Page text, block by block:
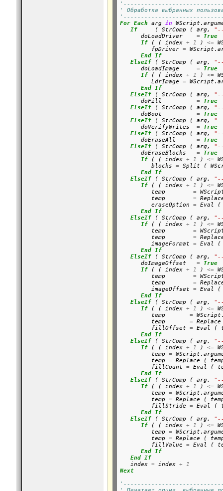
' Обработка выбранных
For Each arg in
If
     ( StrComp ( arg,
      doLoadDriver
=
True
If ( ( index + 1 ) <=
         fpDriver
=
End If
ElseIf ( StrComp ( arg,
      doLoadImage
=
True
If ( ( index + 1 ) <=
         LdrImage
=
End If
ElseIf ( StrComp ( arg,
      doFill
=
True
ElseIf ( StrComp ( arg,
      doBoot
=
True
ElseIf ( StrComp ( arg,
      doVerifyWrites
=
True
ElseIf ( StrComp ( arg,
      doEraseAll
=
True
ElseIf ( StrComp ( arg,
      doEraseBlocks
=
True
If ( ( index + 1 ) <=
         blocks
= Split (
End If
ElseIf ( StrComp ( arg,
If ( ( index + 1 ) <=
         temp
=
         temp
=
         eraseOption
= Eval (
End If
ElseIf ( StrComp ( arg,
If ( ( index + 1 ) <=
         temp
=
         temp
=
         imageFormat
= Eval (
End If
ElseIf ( StrComp ( arg,
      doImageOffset
=
True
If ( ( index + 1 ) <=
         temp
=
         temp
=
         imageOffset
= Eval (
End If
ElseIf ( StrComp ( arg,
If ( ( index + 1 ) <=
         temp
=
         temp
=
         fillOffset
= Eval (
End If
ElseIf ( StrComp ( arg,
If ( ( index + 1 ) <=
         temp
=
         temp
= Replace (
         fillCount
= Eval (
End If
ElseIf ( StrComp ( arg,
If ( ( index + 1 ) <=
         temp
=
         temp
= Replace (
         fillStride
= Eval (
End If
ElseIf ( StrComp ( arg,
If ( ( index + 1 ) <=
         temp
=
         temp
= Replace (
         fillValue
= Eval (
End If
End If
   index
= index +
1
Next